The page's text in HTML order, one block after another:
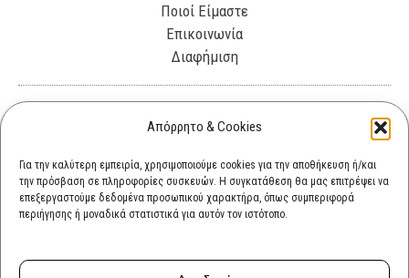
Απόρρητο & Cookies
Για την καλύτερη εμπειρία, χρησιμοποιούμε cookies για την αποθήκευση ή/και
την πρόσβαση σε πληροφορίες συσκευών. Η συγκατάθεση θα μας επιτρέψει να
επεξεργαστούμε δεδομένα προσωπικού χαρακτήρα, όπως συμπεριφορά
περιήγησης ή μοναδικά στατιστικά για αυτόν τον ιστότοπο.
Ποιοί Είμαστε
Επικοινωνία
Διαφήμιση
Λεωφόρος Θησέως 330. Καλλιθέα, 17675
cultok.gr@gmail.com